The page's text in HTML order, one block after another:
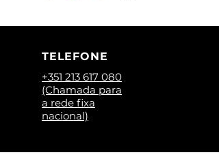
TELEFONE
+351 213 617 080
(Chamada para
a rede fixa
nacional)